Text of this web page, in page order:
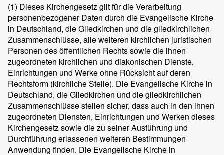
(1) Dieses Kirchengesetz gilt für die Verarbeitung
personenbezogener Daten durch die Evangelische Kirche
in Deutschland, die Gliedkirchen und die gliedkirchlichen
Zusammenschlüsse, alle weiteren kirchlichen juristischen
Personen des öffentlichen Rechts sowie die ihnen
zugeordneten kirchlichen und diakonischen Dienste,
Einrichtungen und Werke ohne Rücksicht auf deren
Rechtsform (kirchliche Stelle). Die Evangelische Kirche in
Deutschland, die Gliedkirchen und die gliedkirchlichen
Zusammenschlüsse stellen sicher, dass auch in den ihnen
zugeordneten Diensten, Einrichtungen und Werken dieses
Kirchengesetz sowie die zu seiner Ausführung und
Durchführung erlassenen weiteren Bestimmungen
Anwendung finden. Die Evangelische Kirche in